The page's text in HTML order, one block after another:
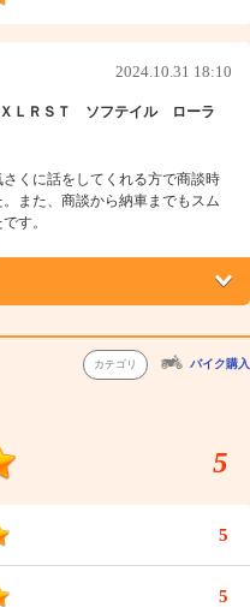
2024.10.31 18:10
ＬＲＳＴ ソフテイル ローラ
くに話をしてくれる方で商談時
また、商談から納車までもスム
す。
カテゴリ バイク購入
5
5
5